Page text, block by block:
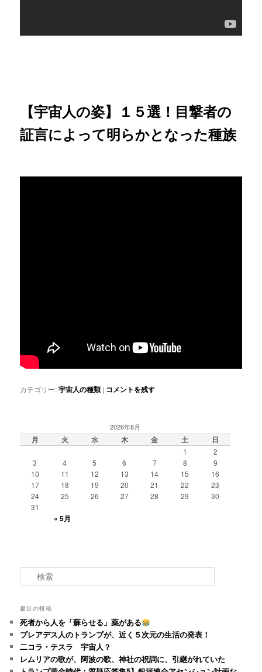
【宇宙人の姿】１５選！目撃者の
証言によって明らかとなった種族
カテゴリー:宇宙人の種類 | コメントを残す
2026年8月
月 火 水 木 金 土 日
1
2
3
4 5 6 7 8
9
10
11 12 13 14 15
16
17
18 19 20 21 22
23
24
25 26 27 28 29
30
31
« 5月
索
最近の投稿
死者から人を「蘇らせる」薬がある
プレアデス人のトランプが、近く５次元の生活の発表！
二コラ・テスラ 宇宙人？
レムリアの歌が、阿波の歌、神社の祝詞に、引継がれていた